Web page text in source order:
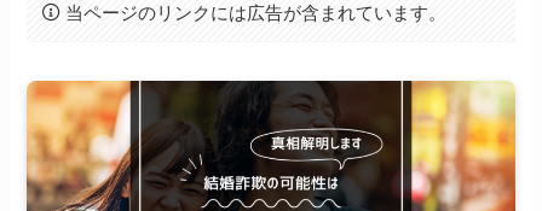
当ページのリンクには広告が含まれています。